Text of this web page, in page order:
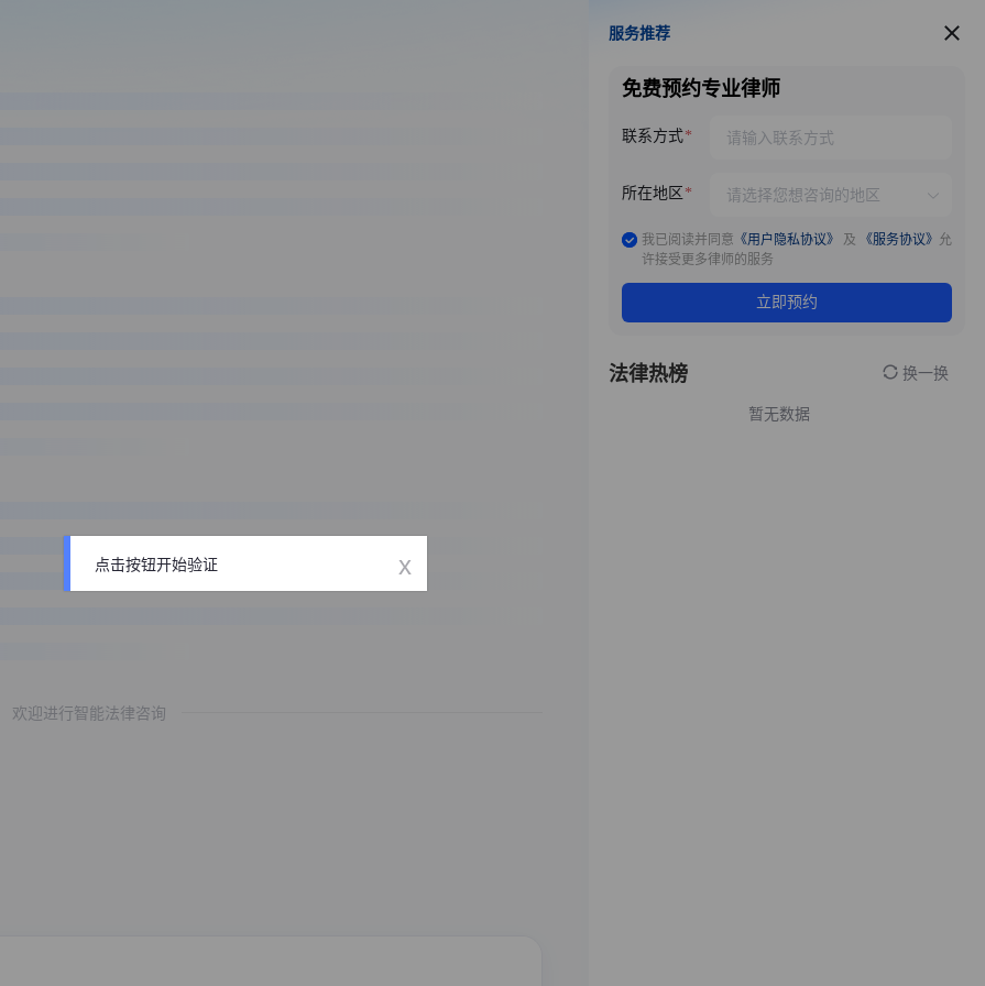
欢迎进行智能法律咨询
服务推荐
服务推荐
免费预约专业律师
联系方式
所在地区
我已阅读并同意 《用户隐私协议》 及 《服务协议》 允
许接受更多律师的服务
立即预约
法律热榜 换一换
暂无数据
点击按钮开始验证 x